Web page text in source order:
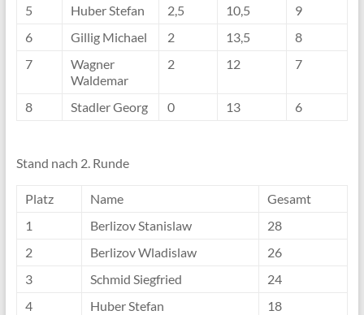
5
Huber Stefan 2,5 10,5
9
6
Gillig Michael 2 13,5
8
7
Wagner
Waldemar
2 12 7
8 Stadler Georg 0 13 6
Stand nach 2. Runde
Platz Name
Gesamt
1
Berlizov Stanislaw
28
2
Berlizov Wladislaw
26
3
Schmid Siegfried
24
4
Huber Stefan
18